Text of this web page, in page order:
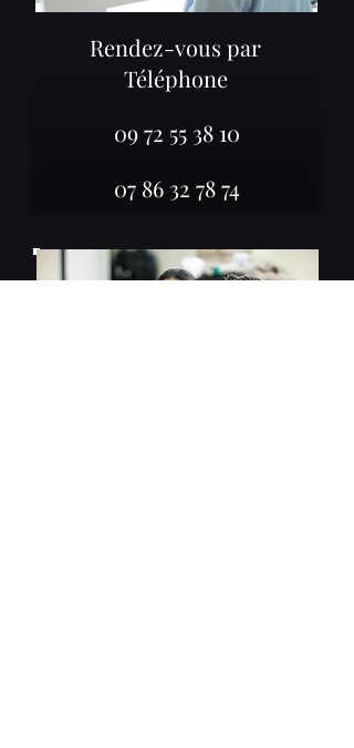
Rendez-vous par
Téléphone
09 72 55 38 10
07 86 32 78 74